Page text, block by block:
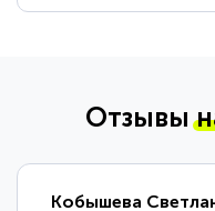
Отзывы
Кобышева